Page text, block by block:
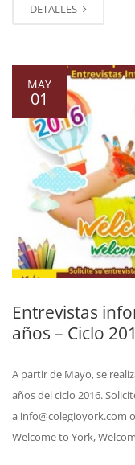
DETALLES
MAY
01
Entrevistas
años – Ciclo
A partir de Mayo, se
años del ciclo 2016.
a info@colegioyork.com
Welcome to York,